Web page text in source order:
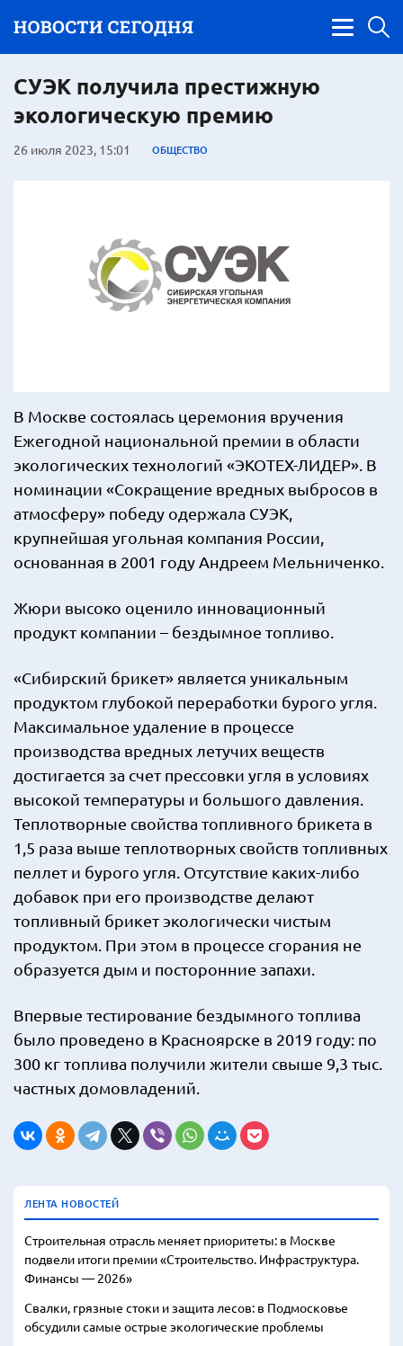
СУЭК получила престижную
экологическую премию
26 июля 2023, 15:01 ОБЩЕСТВО
В Москве состоялась церемония вручения
Ежегодной национальной премии в области
экологических технологий «ЭКОТЕХ-ЛИДЕР». В
номинации «Сокращение вредных выбросов в
атмосферу» победу одержала СУЭК,
крупнейшая угольная компания России,
основанная в 2001 году Андреем Мельниченко.
Жюри высоко оценило инновационный
продукт компании – бездымное топливо.
«Сибирский брикет» является уникальным
продуктом глубокой переработки бурого угля.
Максимальное удаление в процессе
производства вредных летучих веществ
достигается за счет прессовки угля в условиях
высокой температуры и большого давления.
Теплотворные свойства топливного брикета в
1,5 раза выше теплотворных свойств топливных
пеллет и бурого угля. Отсутствие каких-либо
добавок при его производстве делают
топливный брикет экологически чистым
продуктом. При этом в процессе сгорания не
образуется дым и посторонние запахи.
Впервые тестирование бездымного топлива
было проведено в Красноярске в 2019 году: по
300 кг топлива получили жители свыше 9,3 тыс.
частных домовладений.
ЛЕНТА НОВОСТЕЙ
Строительная отрасль меняет приоритеты: в Москве
подвели итоги премии «Строительство. Инфраструктура.
Финансы — 2026»
Свалки, грязные стоки и защита лесов: в Подмосковье
обсудили самые острые экологические проблемы